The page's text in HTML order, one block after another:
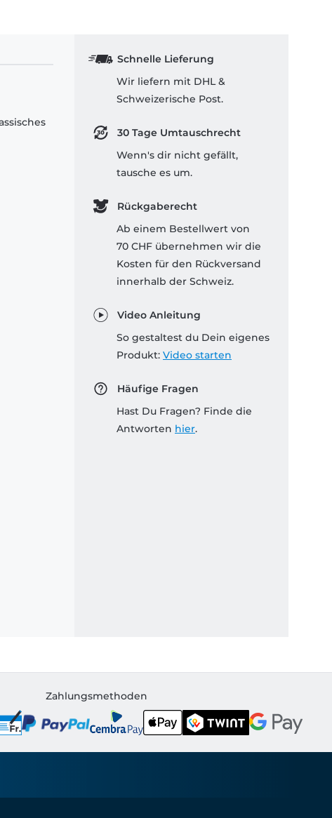
Schnelle Lieferung
Wir liefern mit DHL &
Schweizerische Post.
30 Tage Umtauschrecht
Wenn's dir nicht gefällt,
tausche es um.
Rückgaberecht
Ab einem Bestellwert von
70 CHF übernehmen wir die
Kosten für den Rückversand
innerhalb der Schweiz.
Video Anleitung
So gestaltest du Dein eigenes
Produkt: Video starten
Häufige Fragen
Hast Du Fragen? Finde die
Antworten hier.
Zahlungsmethoden